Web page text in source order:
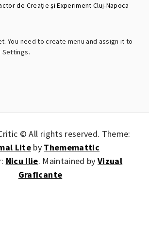
de Creație și Experiment Cluj-Napoca
You need to create menu and assign it to
Settings.
© All rights reserved. Theme:
Liteby Thememattic
Nicu Ilie. Maintained byVizual
Graficante